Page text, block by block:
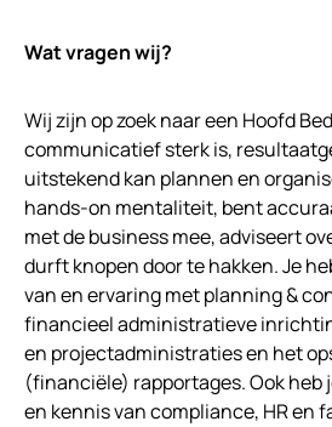
Wat vragen wij?
Wij zijn op zoek naar een Hoofd
communicatief sterk is,
uitstekend kan plannen en
hands-on mentaliteit, bent
met de business mee, adviseert
durft knopen door te hakken. Je
van en ervaring met planning &
financieel administratieve
en projectadministraties en het
(financiële) rapportages. Ook heb
en kennis van compliance, HR en